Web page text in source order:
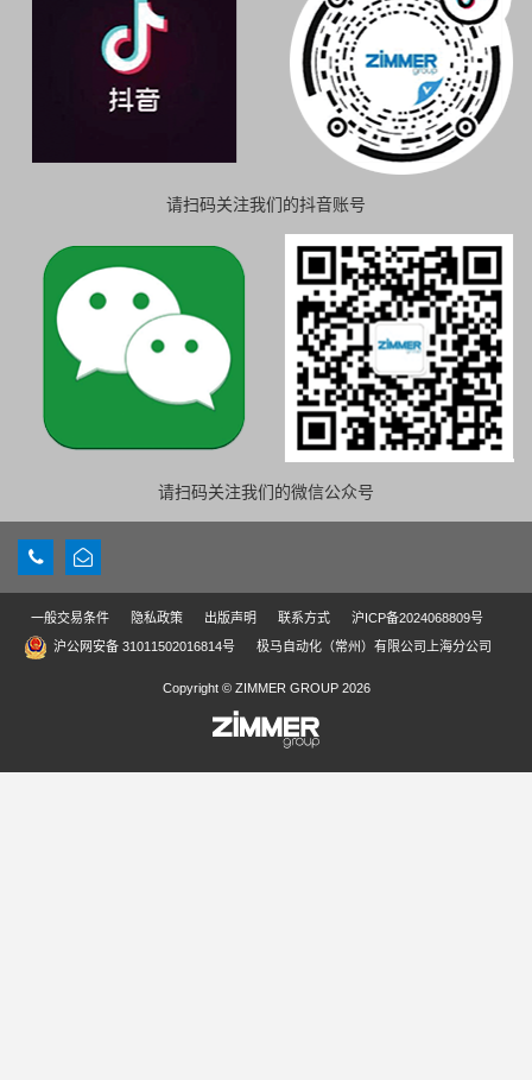
请扫码关注我们的抖音账号
请扫码关注我们的微信公众号
一般交易条件 隐私政策 出版声明 联系方式
沪ICP备2024068809号
沪公网安备 31011502016814号
极马自动化（常州）有限公司上海分公司
Copyright © ZIMMER GROUP 2026